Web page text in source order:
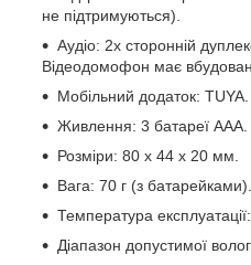
не підтримуються).
Аудіо: 2х сторонній
Відеодомофон має
Мобільний додаток: TUYA.
Живлення: 3 батареї ААА.
Розміри: 80 x 44 x 20 мм.
Вага: 70 г (з батарейками).
Температура
Діапазон допустимої